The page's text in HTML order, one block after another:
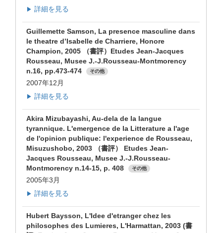
▶ 詳細を見る
Guillemette Samson, La presence masculine dans
le theatre d’Isabelle de Charriere, Honore
Champion, 2005 （書評）Etudes Jean-Jacques
Rousseau, Musee J.-J.Rousseau-Montmorency
n.16, pp.473-474
その他
2007年12月
▶ 詳細を見る
Akira Mizubayashi, Au-dela de la langue
tyrannique. L'emergence de la Litterature a l'age
de l'opinion publique: l'experience de Rousseau,
Misuzushobo, 2003 （書評） Etudes Jean-
Jacques Rousseau, Musee J.-J.Rousseau-
Montmorency n.14-15, p. 408
その他
2005年3月
▶ 詳細を見る
Hubert Baysson, L'Idee d'etranger chez les
philosophes des Lumieres, L'Harmattan, 2003 (書